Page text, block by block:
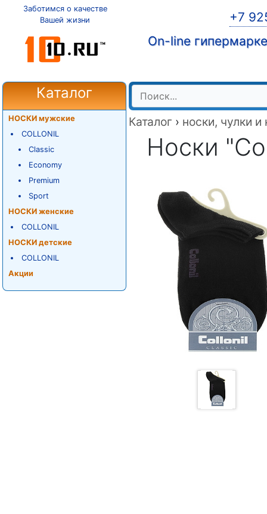
Заботимся о качестве
Вашей жизни
+7
On-line
Каталог
НОСКИ мужские
COLLONIL
Classic
Economy
Premium
Sport
НОСКИ женские
COLLONIL
НОСКИ детские
COLLONIL
Акции
Каталог › носки, чулки и
Носки